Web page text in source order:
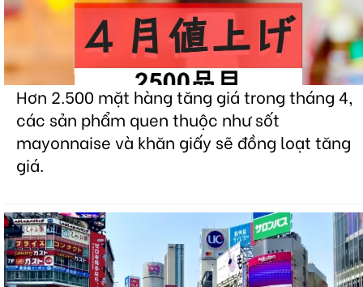
Hơn 2.500 mặt hàng tăng giá trong tháng 4,
các sản phẩm quen thuộc như sốt
mayonnaise và khăn giấy sẽ đồng loạt tăng
giá.